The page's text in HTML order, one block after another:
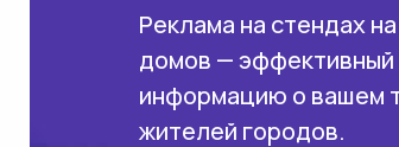
Реклама на стендах
домов — эффективный
информацию о вашем
жителей городов.